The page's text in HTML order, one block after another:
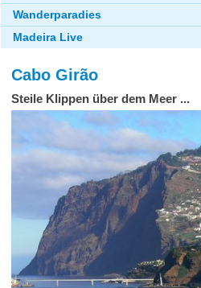
Wanderparadies
Madeira Live
Cabo Girão
Steile Klippen über dem Meer ...